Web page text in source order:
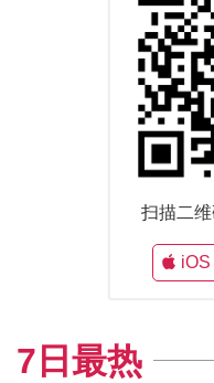
扫描二
iOS
7日最热